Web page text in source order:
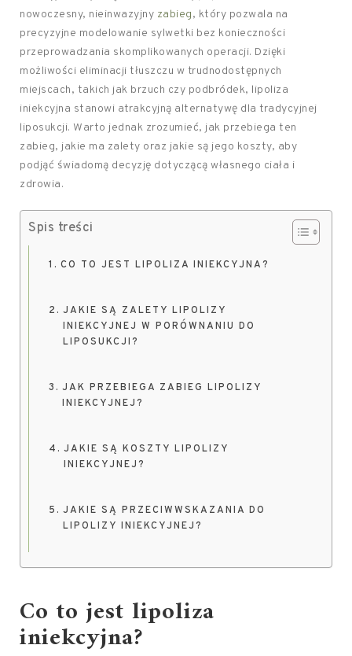
nowoczesny, nieinwazyjny zabieg, który pozwala na
precyzyjne modelowanie sylwetki bez konieczności
przeprowadzania skomplikowanych operacji. Dzięki
możliwości eliminacji tłuszczu w trudnodostępnych
miejscach, takich jak brzuch czy podbródek, lipoliza
iniekcyjna stanowi atrakcyjną alternatywę dla tradycyjnej
liposukcji. Warto jednak zrozumieć, jak przebiega ten
zabieg, jakie ma zalety oraz jakie są jego koszty, aby
podjąć świadomą decyzję dotyczącą własnego ciała i
zdrowia.
Spis treści
CO TO JEST LIPOLIZA INIEKCYJNA?
JAKIE SĄ ZALETY LIPOLIZY
INIEKCYJNEJ W PORÓWNANIU DO
LIPOSUKCJI?
JAK PRZEBIEGA ZABIEG LIPOLIZY
INIEKCYJNEJ?
JAKIE SĄ KOSZTY LIPOLIZY
INIEKCYJNEJ?
JAKIE SĄ PRZECIWWSKAZANIA DO
LIPOLIZY INIEKCYJNEJ?
Co to jest lipoliza
iniekcyjna?